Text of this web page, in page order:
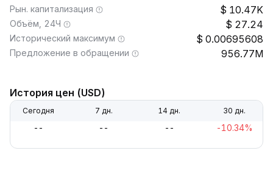
Рын. капитализация 10.47K
Объём, 24Ч 27.24
Исторический максимум 0.00695608
Предложение в обращении 956.77M
История цен (USD)
Сегодня 7 дн. 14 дн. 30 дн.
-- -- -- -10.34%